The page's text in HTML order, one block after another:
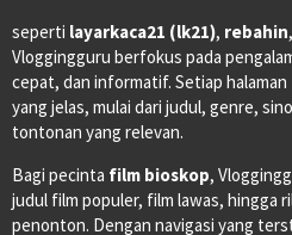
seperti layarkaca21 (lk21), rebahin
Vloggingguru berfokus pada
cepat, dan informatif. Setiap
yang jelas, mulai dari judul, genre,
tontonan yang relevan.
Bagi pecinta film bioskop,
judul film populer, film lawas, hingga
penonton. Dengan navigasi yang